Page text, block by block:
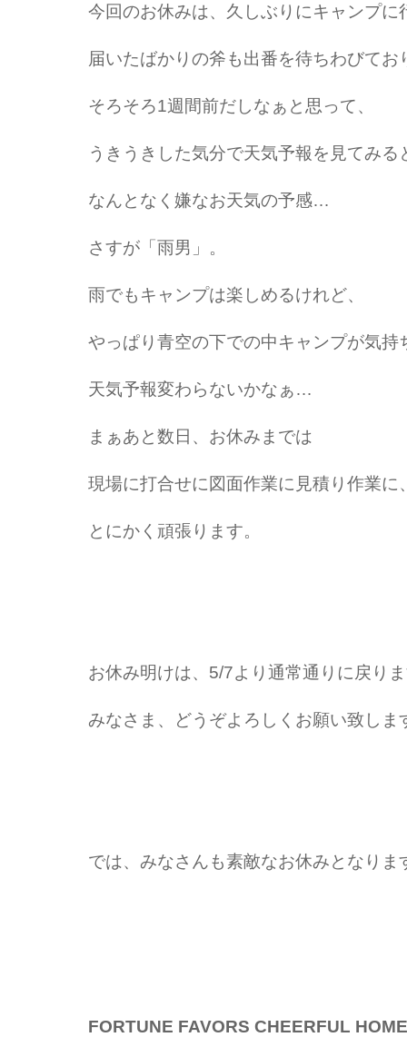
今回のお休みは、久しぶりにキャンプに
届いたばかりの斧も出番を待ちわびてお
そろそろ1週間前だしなぁと思って、
うきうきした気分で天気予報を見てみる
なんとなく嫌なお天気の予感…
さすが「雨男」。
雨でもキャンプは楽しめるけれど、
やっぱり青空の下での中キャンプが気持
天気予報変わらないかなぁ…
まぁあと数日、お休みまでは
現場に打合せに図面作業に見積り作業に
とにかく頑張ります。
お休み明けは、5/7より通常通りに戻り
みなさま、どうぞよろしくお願い致しま
では、みなさんも素敵なお休みとなり
FORTUNE FAVORS CHEERFUL